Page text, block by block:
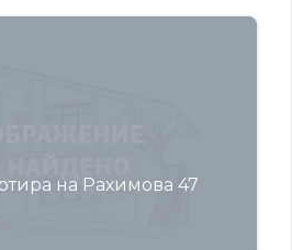
на Рахимова 47